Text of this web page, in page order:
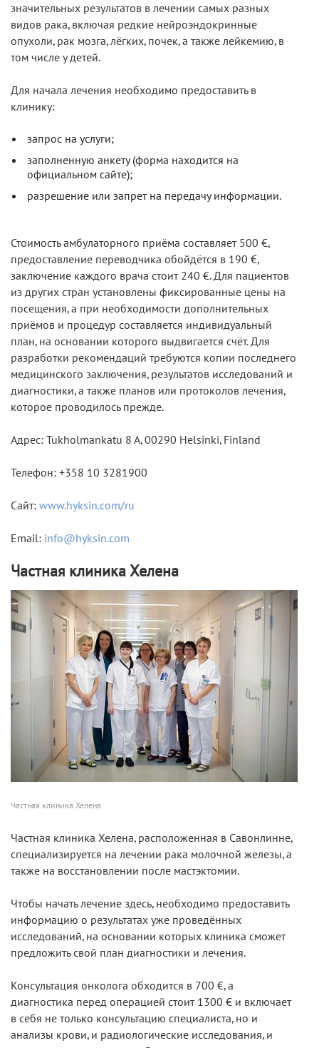
значительных результатов в лечении самых разных
видов рака, включая редкие нейроэндокринные
опухоли, рак мозга, лёгких, почек, а также лейкемию, в
том числе у детей.
Для начала лечения необходимо предоставить в
клинику:
запрос на услуги;
заполненную анкету (форма находится на
официальном сайте);
разрешение или запрет на передачу информации.
Стоимость амбулаторного приёма составляет 500 €,
предоставление переводчика обойдётся в 190 €,
заключение каждого врача стоит 240 €. Для пациентов
из других стран установлены фиксированные цены на
посещения, а при необходимости дополнительных
приёмов и процедур составляется индивидуальный
план, на основании которого выдвигается счёт. Для
разработки рекомендаций требуются копии последнего
медицинского заключения, результатов исследований и
диагностики, а также планов или протоколов лечения,
которое проводилось прежде.
Адрес: Tukholmankatu 8 A, 00290 Helsinki, Finland
Телефон: +358 10 3281900
Сайт: www.hyksin.com/ru
Email: info@hyksin.com
Частная клиника Хелена
Частная клиника Хелена
Частная клиника Хелена, расположенная в Савонлинне,
специализируется на лечении рака молочной железы, а
также на восстановлении после мастэктомии.
Чтобы начать лечение здесь, необходимо предоставить
информацию о результатах уже проведённых
исследований, на основании которых клиника сможет
предложить свой план диагностики и лечения.
Консультация онколога обходится в 700 €, а
диагностика перед операцией стоит 1300 € и включает
в себя не только консультацию специалиста, но и
анализы крови, и радиологические исследования, и